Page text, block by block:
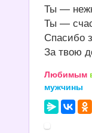
Ты —
Ты —
Спасибо
За твою
Любимым
мужчины